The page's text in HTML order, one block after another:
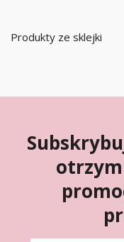
Produkty ze sklejki